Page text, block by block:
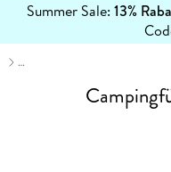
Summer Sale: 13%
erfahren
…